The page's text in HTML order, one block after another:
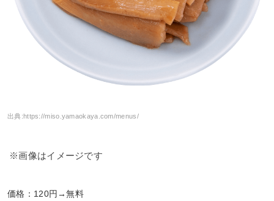
出典: https://miso.yamaokaya.com/menus/
※画像はイメージです
価格：120円→無料